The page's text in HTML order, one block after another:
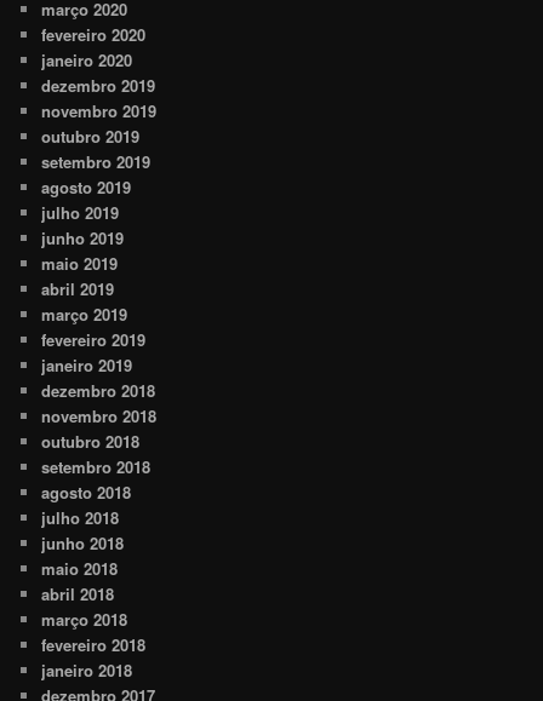
março 2020
fevereiro 2020
janeiro 2020
dezembro 2019
novembro 2019
outubro 2019
setembro 2019
agosto 2019
julho 2019
junho 2019
maio 2019
abril 2019
março 2019
fevereiro 2019
janeiro 2019
dezembro 2018
novembro 2018
outubro 2018
setembro 2018
agosto 2018
julho 2018
junho 2018
maio 2018
abril 2018
março 2018
fevereiro 2018
janeiro 2018
dezembro 2017